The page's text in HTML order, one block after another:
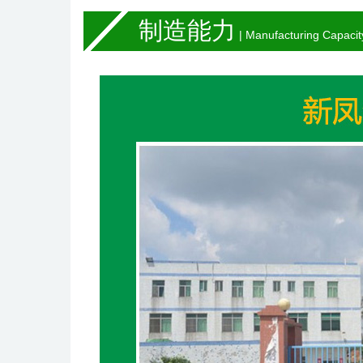
制造能力 | Manufacturing